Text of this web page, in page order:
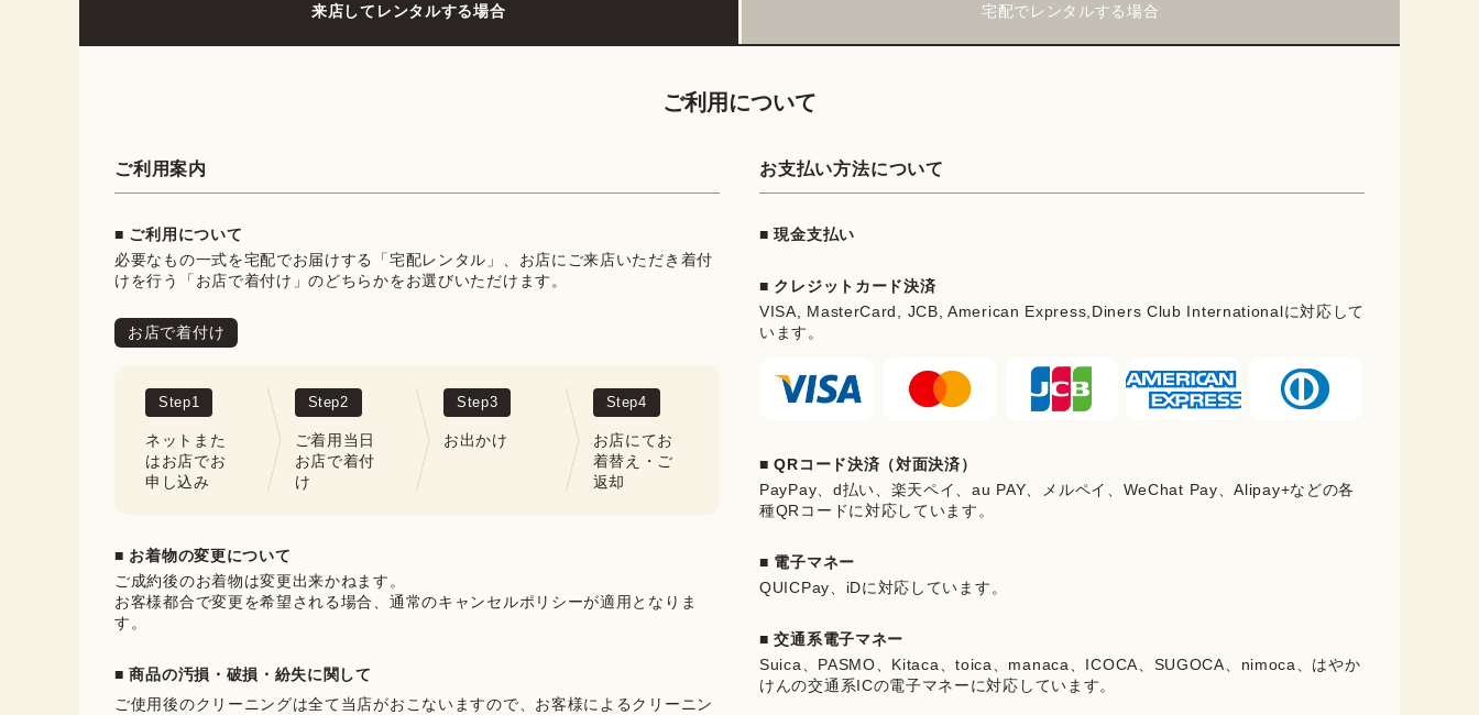
来店してレンタルする場合 宅配でレンタルする場合
ご利用について
ご利用案内
■ ご利用について
必要なもの一式を宅配でお届けする「宅配レンタル」、お店にご来店いただき着付
けを行う「お店で着付け」のどちらかをお選びいただけます。
お店で着付け
Step1
ネットまた
はお店でお
申し込み
Step2
ご着用当日
お店で着付
け
Step3
お出かけ
Step4
お店にてお
着替え・ご
返却
■ お着物の変更について
ご成約後のお着物は変更出来かねます。
お客様都合で変更を希望される場合、通常のキャンセルポリシーが適用となりま
す。
■ 商品の汚損・破損・紛失に関して
ご使用後のクリーニングは全て当店がおこないますので、お客様によるクリーニン
お支払い方法について
■ 現金支払い
■ クレジットカード決済
VISA, MasterCard, JCB, American Express,Diners Club Internationalに対応して
います。
■ QRコード決済（対面決済）
PayPay、d払い、楽天ペイ、au PAY、メルペイ、WeChat Pay、Alipay+などの各
種QRコードに対応しています。
■ 電子マネー
QUICPay、iDに対応しています。
■ 交通系電子マネー
Suica、PASMO、Kitaca、toica、manaca、ICOCA、SUGOCA、nimoca、はやか
けんの交通系ICの電子マネーに対応しています。